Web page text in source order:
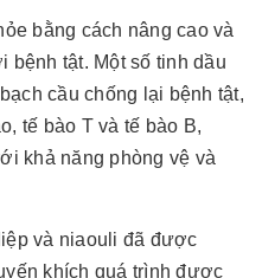
bằng cách nâng cao và
bệnh tật. Một số tinh dầu
cầu chống lại bệnh tật,
tế bào T và tế bào B,
khả năng phòng vệ và
và niaouli đã được
khích quá trình được